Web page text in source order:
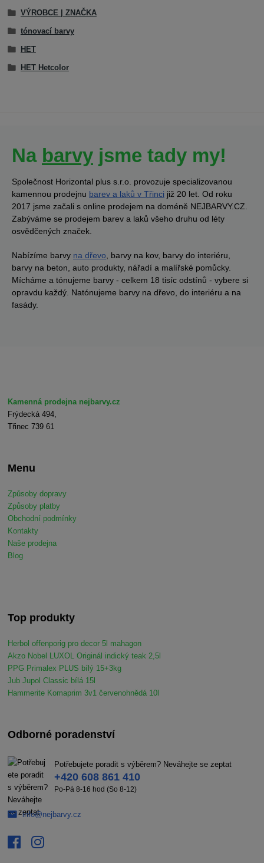
VÝROBCE | ZNAČKA
tónovací barvy
HET
HET Hetcolor
Na barvy jsme tady my!
Společnost Horizontal plus s.r.o. provozuje specializovanou
kamennou prodejnu barev a laků v Třinci již 20 let. Od roku
2017 jsme začali s online prodejem na doméně NEJBARVY.CZ.
Zabýváme se prodejem barev a laků všeho druhu od léty
osvědčených značek.
Nabízíme barvy na dřevo , barvy na kov, barvy do interiéru,
barvy na beton, auto produkty, nářadí a malířské pomůcky.
Mícháme a tónujeme barvy - celkem 18 tisíc odstínů - vybere si
opravdu každý. Natónujeme barvy na dřevo, do interiéru a na
fasády.
Kamenná prodejna nejbarvy.cz
Frýdecká 494,
Třinec 739 61
Menu
Způsoby dopravy
Způsoby platby
Obchodní podmínky
Kontakty
Naše prodejna
Blog
Top produkty
Herbol offenporig pro decor 5l mahagon
Akzo Nobel LUXOL Originál indický teak 2,5l
PPG Primalex PLUS bílý 15+3kg
Jub Jupol Classic bílá 15l
Hammerite Komaprim 3v1 červenohnědá 10l
Odborné poradenství
Potřebujete poradit s výběrem? Neváhejte se zeptat
+420 608 861 410
Po-Pá 8-16 hod (So 8-12)
info@nejbarvy.cz